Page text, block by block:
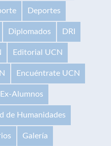
Deportes
Diplomados DRI
Editorial UCN
Encuéntrate UCN
Ex-Alumnos
de Humanidades
Galería